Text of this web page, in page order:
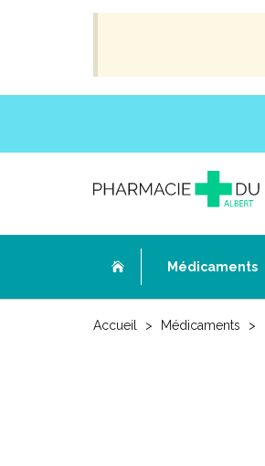
Médicaments
Accueil Médicaments